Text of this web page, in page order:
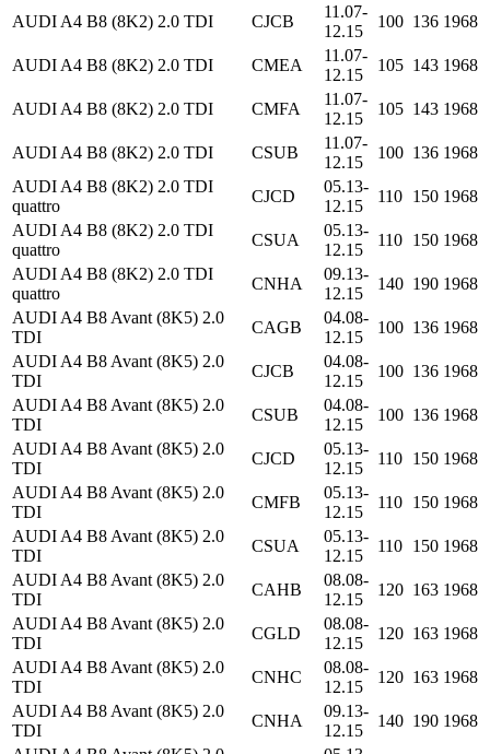
AUDI A4 B8 (8K2) 2.0 TDI CJCB
11.07-
12.15
100 136 1968
AUDI A4 B8 (8K2) 2.0 TDI CMEA
11.07-
12.15
105 143 1968
AUDI A4 B8 (8K2) 2.0 TDI CMFA
11.07-
12.15
105 143 1968
AUDI A4 B8 (8K2) 2.0 TDI CSUB
11.07-
12.15
100 136 1968
AUDI A4 B8 (8K2) 2.0 TDI
quattro
CJCD
05.13-
12.15
110 150 1968
AUDI A4 B8 (8K2) 2.0 TDI
quattro
CSUA
05.13-
12.15
110 150 1968
AUDI A4 B8 (8K2) 2.0 TDI
quattro
CNHA
09.13-
12.15
140 190 1968
AUDI A4 B8 Avant (8K5) 2.0
TDI
CAGB
04.08-
12.15
100 136 1968
AUDI A4 B8 Avant (8K5) 2.0
TDI
CJCB
04.08-
12.15
100 136 1968
AUDI A4 B8 Avant (8K5) 2.0
TDI
CSUB
04.08-
12.15
100 136 1968
AUDI A4 B8 Avant (8K5) 2.0
TDI
CJCD
05.13-
12.15
110 150 1968
AUDI A4 B8 Avant (8K5) 2.0
TDI
CMFB
05.13-
12.15
110 150 1968
AUDI A4 B8 Avant (8K5) 2.0
TDI
CSUA
05.13-
12.15
110 150 1968
AUDI A4 B8 Avant (8K5) 2.0
TDI
CAHB
08.08-
12.15
120 163 1968
AUDI A4 B8 Avant (8K5) 2.0
TDI
CGLD
08.08-
12.15
120 163 1968
AUDI A4 B8 Avant (8K5) 2.0
TDI
CNHC
08.08-
12.15
120 163 1968
AUDI A4 B8 Avant (8K5) 2.0
TDI
CNHA
09.13-
12.15
140 190 1968